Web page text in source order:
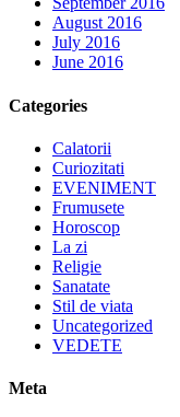
August 2016
July 2016
June 2016
Categories
Calatorii
Curiozitati
EVENIMENT
Frumusete
Horoscop
La zi
Religie
Sanatate
Stil de viata
Uncategorized
VEDETE
Meta